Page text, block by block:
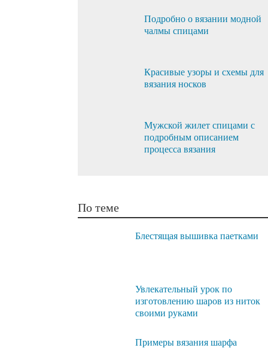
Подробно о вязании модной
чалмы спицами
Красивые узоры и схемы для
вязания носков
Мужской жилет спицами с
подробным описанием
процесса вязания
По теме
Блестящая вышивка паетками
Увлекательный урок по
изготовлению шаров из ниток
своими руками
Примеры вязания шарфа